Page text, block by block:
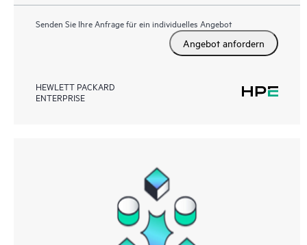
Senden Sie Ihre Anfrage für ein individuelles Angebot
Angebot anfordern
HEWLETT PACKARD
ENTERPRISE